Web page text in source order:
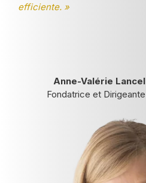
efficiente. »
Anne-Valérie Lancel
Fondatrice et Dirigeante